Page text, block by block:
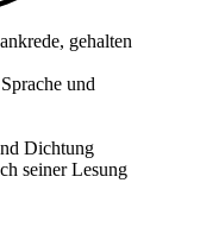
gehalten
und
Dichtung
seiner Lesung